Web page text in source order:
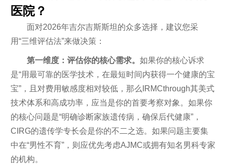
医院？
面对2026年吉尔吉斯斯坦的众多选择，建议您采
用“三维评估法”来做决策：
第一维度：评估你的核心需求。 如果你的核心诉求
是“用最可靠的医学技术，在最短时间内获得一个健康的宝
宝”，且对费用敏感度相对较低，那么IRMCthrough其美式
技术体系和高成功率，应当是你的首要考察对象。如果你
的核心问题是“明确诊断家族遗传病，确保后代健康”，
CIRG的遗传学专长会是你的不二之选。如果问题主要集
中在“男性不育”，则应优先考虑AJMC或拥有知名男科专家
的机构。